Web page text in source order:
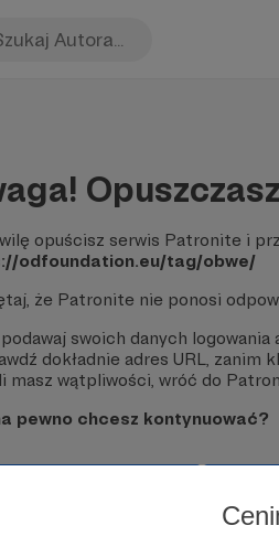
opuścisz serwis Patronite i
odfoundation.eu/tag/obwe/
że Patronite nie ponosi
swoich danych
dokładnie adres URL,
masz wątpliwości, wróć do
pewno chcesz kontynuować?